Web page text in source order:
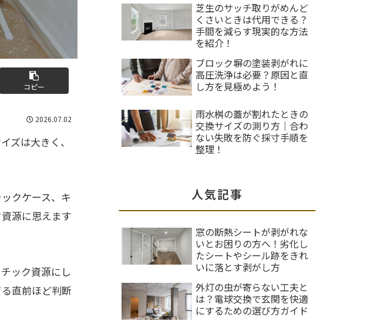
コピー
2026.07.02
ズは大きく、
クケース、キ
源に思えます
ック資源にし
直前ほど判断
芝生のサッチ取りがめんど
くさいときは代用できる？
手間を減らす現実的な方法
を紹介！
ブロック塀の塗装剥がれに
高圧洗浄は必要？原因と直
し方を見極めよう！
雨水桝の蓋が割れたときの
交換サイズの測り方｜合わ
ない失敗を防ぐ採寸手順を
整理！
人気記事
窓の断熱シートが剥がれな
いとお困りの方へ！劣化し
たシートやシール跡をきれ
いに落とす剥がし方
外灯の虫が寄らない工夫と
は？電球交換で玄関を快適
にするための選び方ガイド